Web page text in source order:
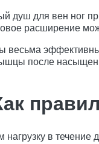
душ для вен ног
расширение
весьма
после
в